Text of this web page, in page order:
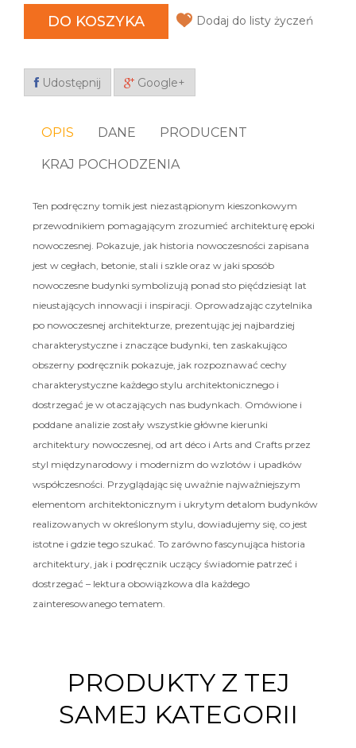
DO KOSZYKA Dodaj do listy życzeń
Udostępnij Google+
OPIS DANE PRODUCENT
KRAJ POCHODZENIA
Ten podręczny tomik jest niezastąpionym kieszonkowym
przewodnikiem pomagającym zrozumieć architekturę epoki
nowoczesnej. Pokazuje, jak historia nowoczesności zapisana
jest w cegłach, betonie, stali i szkle oraz w jaki sposób
nowoczesne budynki symbolizują ponad sto pięćdziesiąt lat
nieustających innowacji i inspiracji. Oprowadzając czytelnika
po nowoczesnej architekturze, prezentując jej najbardziej
charakterystyczne i znaczące budynki, ten zaskakująco
obszerny podręcznik pokazuje, jak rozpoznawać cechy
charakterystyczne każdego stylu architektonicznego i
dostrzegać je w otaczających nas budynkach. Omówione i
poddane analizie zostały wszystkie główne kierunki
architektury nowoczesnej, od art déco i Arts and Crafts przez
styl międzynarodowy i modernizm do wzlotów i upadków
współczesności. Przyglądając się uważnie najważniejszym
elementom architektonicznym i ukrytym detalom budynków
realizowanych w określonym stylu, dowiadujemy się, co jest
istotne i gdzie tego szukać. To zarówno fascynująca historia
architektury, jak i podręcznik uczący świadomie patrzeć i
dostrzegać – lektura obowiązkowa dla każdego
zainteresowanego tematem.
PRODUKTY Z TEJ
SAMEJ KATEGORII